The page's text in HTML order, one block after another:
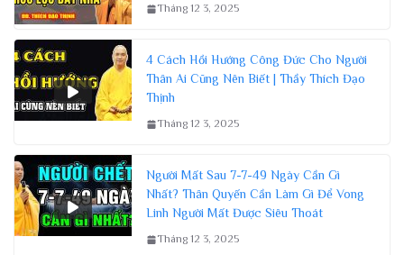
Tháng 12 3, 2025
4 Cách Hồi Hướng Công Đức Cho Người
Thân Ai Cũng Nên Biết | Thầy Thích Đạo
Thịnh
Tháng 12 3, 2025
Người Mất Sau 7-7-49 Ngày Cần Gì
Nhất? Thân Quyến Cần Làm Gì Để Vong
Linh Người Mất Được Siêu Thoát
Tháng 12 3, 2025